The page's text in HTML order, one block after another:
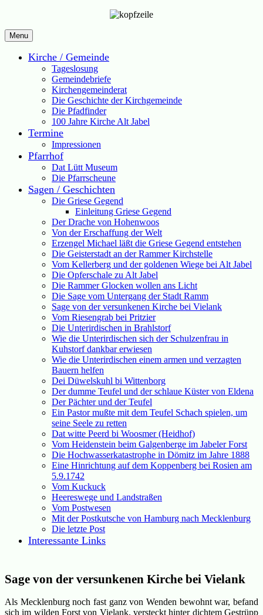
Menu
Kirche / Gemeinde
Tageslosung
Gemeindebriefe
Kirchengemeinderat
Die Geschichte der Kirchgemeinde
Die Pfadfinder
100 Jahre Kirche Alt Jabel
Termine
Impressionen
Pfarrhof
Dat Lütt Museum
Die Pfarrscheune
Sagen / Geschichten
Die Griese Gegend
Einleitung Griese Gegend
Der Drache von Hohenwoos
Von der Erschaffung der Welt
Erzengel Michael läßt die Griese Gegend entstehen
Die Geisterstadt an der Rammer Kirchstelle
Vom Kellerberg und der goldenen Wiege bei Alt Jabel
Die Opferschale zu Alt Jabel
Die Rammer Glocken wollen ans Licht
Die Sage vom Untergang der Stadt Ramm
Sage von der versunkenen Kirche bei Vielank
Vom Riesengrab bei Pritzier
Die Unterirdischen in Brahlstorf
Wie die Unterirdischen sich der Schulzenfrau in
Kuhstorf dankbar erwiesen
Wie die Unterirdischen einem armen und verzagten
Bauern helfen
Dei Düwelskuhl bi Wittenborg
Der dumme Teufel und der schlaue Küster von Eldena
Der Pächter und der Teufel
Ein Pastor mußte mit dem Teufel Schach spielen, um
seine Seele zu retten
Dat witte Peerd bi Woosmer (Heidhof)
Vom Heidenstein beim Galgenberge im Jabeler Forst
Die Hochwasserkatastrophe in Dömitz im Jahre 1888
Eine Hinrichtung auf dem Koppenberg bei Rosien am
5.9.1742
Vom Kuckuck
Heereswege und Landstraßen
Vom Postwesen
Mit der Postkutsche von Hamburg nach Mecklenburg
Die letzte Post
Interessante Links
Sage von der versunkenen Kirche bei Vielank
Als Mecklenburg noch fast ganz von Wenden bewohnt war, befand
sich im wilden Forst von Vielank, versteckt hinter dichtem Gestrüpp